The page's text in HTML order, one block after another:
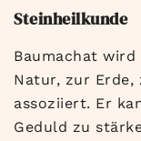
Steinheilkunde
Baumachat
Natur, zur Erde,
assoziiert. Er
Geduld zu